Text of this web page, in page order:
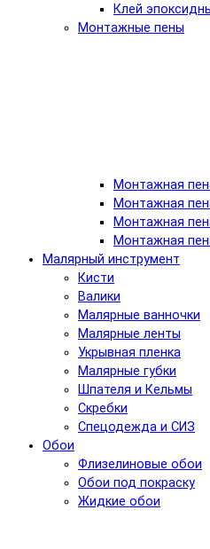
Клей
Монтажные пены
Монтажная
Монтажная
Монтажная
Монтажная
Малярный инструмент
Кисти
Валики
Малярные ванночки
Малярные ленты
Укрывная пленка
Малярные губки
Шпателя и Кельмы
Скребки
Спецодежда и СИЗ
Обои
Флизелиновые обои
Обои под покраску
Жидкие обои